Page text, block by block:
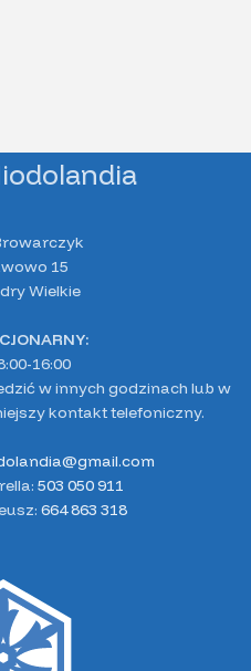
15
Wielkie
16:00
w innych godzinach lub w
kontakt telefoniczny.
503 050 911
664 863 318